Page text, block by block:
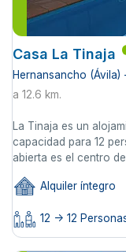
Casa La Tinaja
Hernansancho (Ávila)
a 12.6 km.
La Tinaja es un
capacidad para 12
abierta es el centro
Alquiler íntegro
12 -> 12